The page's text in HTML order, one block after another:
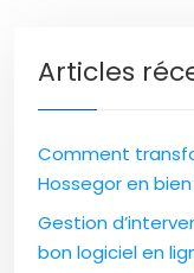
Articles
Comment
Hossegor en
Gestion
bon logiciel en